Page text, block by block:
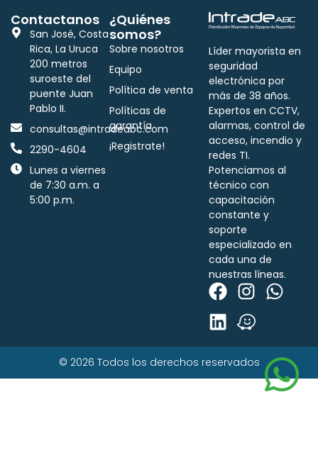
Líder mayorista en
seguridad
electrónica por
más de 38 años.
Expertos en CCTV,
alarmas, control de
acceso, incendio y
redes TI.
Potenciamos al
técnico con
capacitación
constante y
soporte
especializado en
cada una de
nuestras líneas.
¿Quiénes
somos?
Sobre nosotros
Equipo
Política de venta
Políticas de
garantía
¡Registrate!
Contactanos
San José, Costa
Rica, La Uruca
200 metros
suroeste del
puente Juan
Pablo II.
consultas@intradeabc.com
2290-4604
Lunes a viernes
de 7:30 a.m. a
5:00 p.m.
© 2026 Todos los derechos reservados